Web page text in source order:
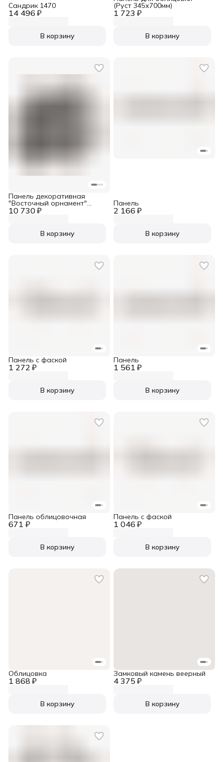
14 496 ₽
Сандрик 1470
В корзину
1 723 ₽
(Руст 345х700мм)
В корзину
10 730 ₽
Панель декоративная
"Восточный орнамент"
800х480
В корзину
2 166 ₽
Панель
В корзину
1 272 ₽
Панель с фаской
В корзину
1 561 ₽
Панель
В корзину
671 ₽
Панель облицовочная
В корзину
1 046 ₽
Панель с фаской
В корзину
1 868 ₽
Облицовка
В корзину
4 375 ₽
Замковый камень веерный
В корзину